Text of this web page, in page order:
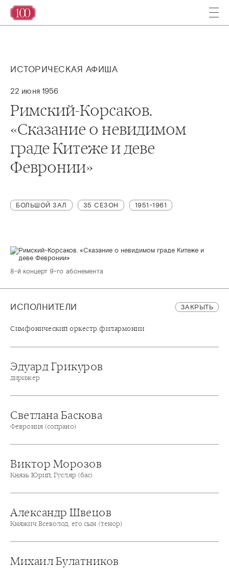
ИСТОРИЧЕСКАЯ АФИША
22 июня 1956
Римский-Корсаков.
«Сказание о невидимом
граде Китеже и деве
Февронии»
БОЛЬШОЙ ЗАЛ 35 СЕЗОН 1951-1961
8-й концерт 9-го абонемента
ИСПОЛНИТЕЛИ ЗАКРЫТЬ
Симфонический оркестр филармонии
Эдуард Грикуров
дирижер
Светлана Баскова
Феврония (сопрано)
Виктор Морозов
Князь Юрий, Гусляр (бас)
Александр Швецов
Княжич Всеволод, его сын (тенор)
Михаил Булатников